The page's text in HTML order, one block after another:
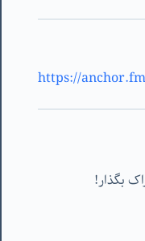
https://
بگذار!